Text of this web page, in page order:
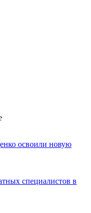
освоили новую
специалистов в